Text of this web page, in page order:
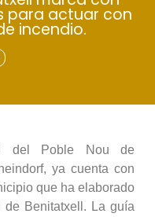
para actuar con
incendio.
del Poble Nou de
ya cuenta con
que ha elaborado
Benitatxell. La guía